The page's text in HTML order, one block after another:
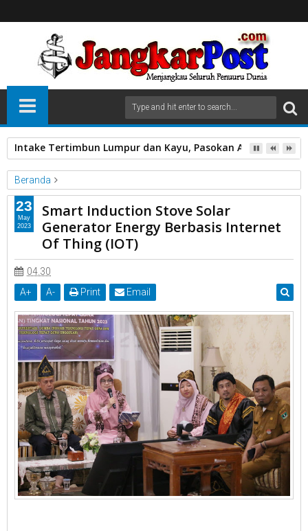
Intake Tertimbun Lumpur dan Kayu, Pasokan Air Bersih di
Beranda
Pemko Payakumbuh
Smart Induction Stove Solar Generation
Smart Induction Stove Solar Generator Energy Berbasis Internet
Of Thing (IOT)
Smart Induction Stove Solar
Generator Energy Berbasis Internet
Of Thing (IOT)
04.30
A+ A- Print Email
23
May
2023